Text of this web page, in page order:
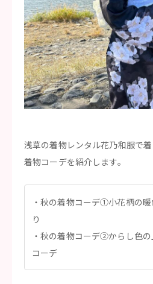
浅草の着物レンタル花乃和服で
着物コーデを紹介します。
秋の着物コーデ①小花柄の
り
秋の着物コーデ②からし色
コーデ